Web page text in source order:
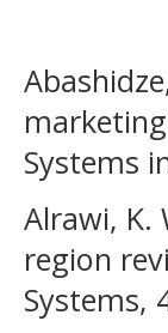
Systems
Alrawi, K.
region
Systems,